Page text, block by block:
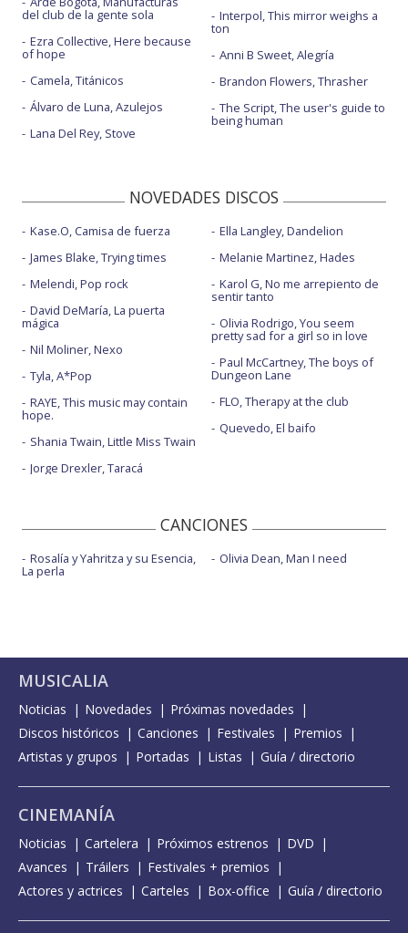
del club de la gente sola
Ezra Collective, Here because
of hope
Camela, Titánicos
Álvaro de Luna, Azulejos
Lana Del Rey, Stove
Interpol, This mirror weighs a
ton
Anni B Sweet, Alegría
Brandon Flowers, Thrasher
The Script, The user's guide to
being human
NOVEDADES DISCOS
Kase.O, Camisa de fuerza
James Blake, Trying times
Melendi, Pop rock
David DeMaría, La puerta
mágica
Nil Moliner, Nexo
Tyla, A*Pop
RAYE, This music may contain
hope.
Shania Twain, Little Miss Twain
Jorge Drexler, Taracá
Ella Langley, Dandelion
Melanie Martinez, Hades
Karol G, No me arrepiento de
sentir tanto
Olivia Rodrigo, You seem
pretty sad for a girl so in love
Paul McCartney, The boys of
Dungeon Lane
FLO, Therapy at the club
Quevedo, El baifo
CANCIONES
Rosalía y Yahritza y su Esencia,
La perla
Olivia Dean, Man I need
MUSICALIA
Noticias Novedades
Próximas novedades
Discos históricos
Canciones Festivales
Premios
Artistas y grupos
Portadas Listas Guía / directorio
CINEMANÍA
Noticias Cartelera Próximos estrenos
DVD
Avances
Tráilers
Festivales + premios
Actores y actrices
Carteles Box-office Guía / directorio